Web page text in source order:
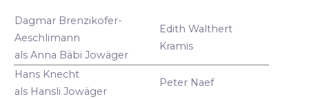
Dagmar Brenzikofer-
Aeschlimann
als Anna Bäbi Jowäger
Edith Walthert
Kramis
Hans Knecht
als Hansli Jowäger
Peter Naef